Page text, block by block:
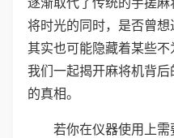
将时光的同时，是否曾想
其实也可能隐藏着某些
我们一起揭开麻将机背
的真相。
若你在仪器使用上